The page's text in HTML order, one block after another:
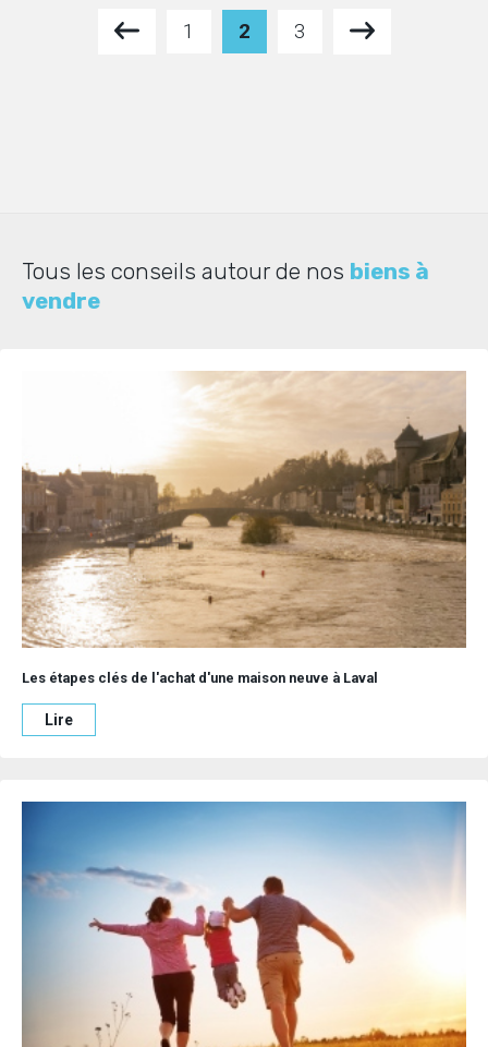
1 2 3
Tous les conseils autour de nos biens à
vendre
Les étapes clés de l'achat d'une maison neuve à Laval
Lire